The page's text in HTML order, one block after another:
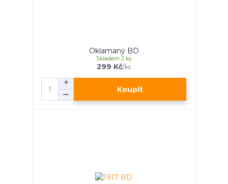
Oklamaný BD
299 Kč/ks
Skladem 2 ks
Koupit